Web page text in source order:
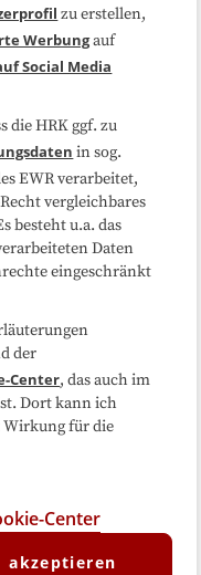
zu erstellen,
Werbungauf
Social Media
die HRK ggf. zu
in sog.
EWR verarbeitet,
vergleichbares
besteht u.a. das
Daten
eingeschränkt
der
Center, das auch im
Dort kann ich
für die
Center
akzeptieren